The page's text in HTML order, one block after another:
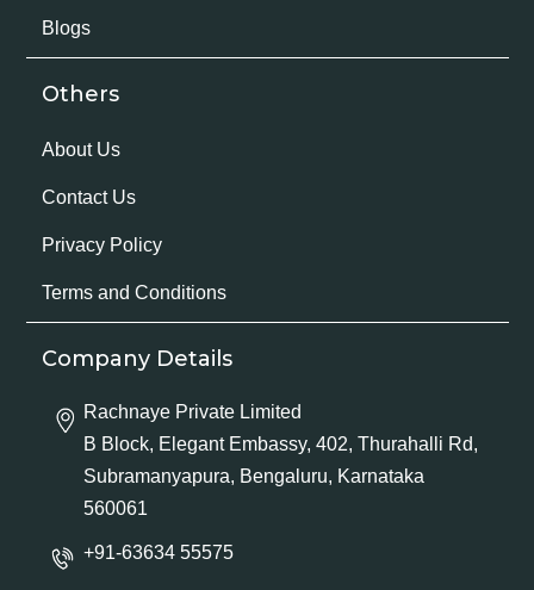
Blogs
Others
About Us
Contact Us
Privacy Policy
Terms and Conditions
Company Details
Rachnaye Private Limited
B Block, Elegant Embassy, 402, Thurahalli Rd,
Subramanyapura, Bengaluru, Karnataka
560061
+91-63634 55575